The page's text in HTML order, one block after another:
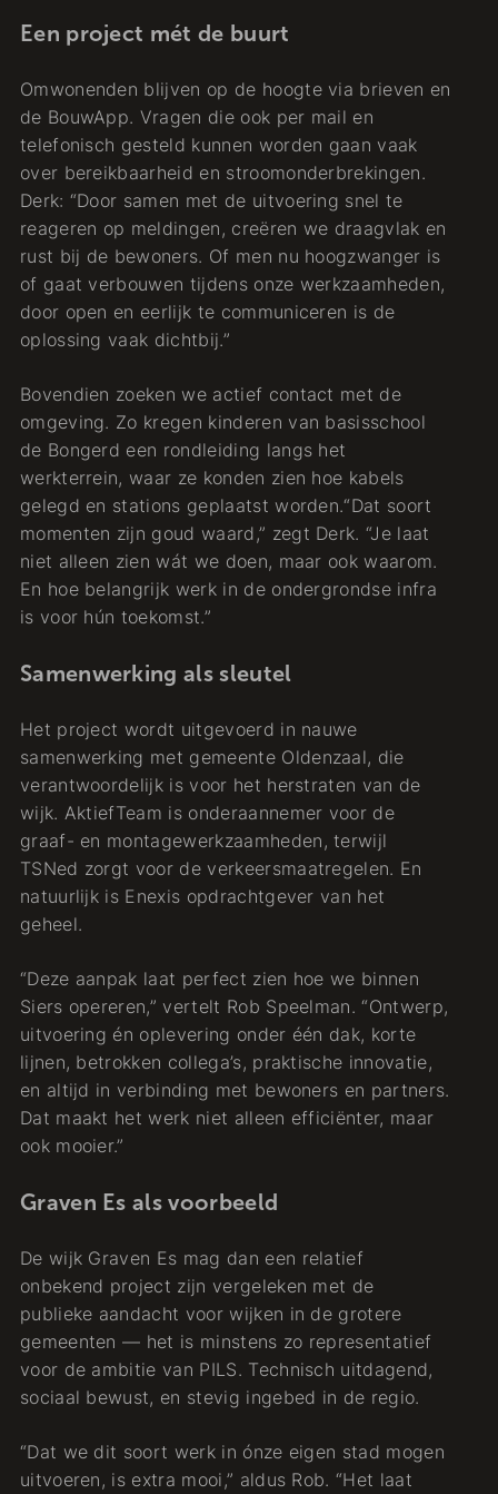
Een project mét de buurt
Omwonenden blijven op de hoogte via brieven en
de BouwApp. Vragen die ook per mail en
telefonisch gesteld kunnen worden gaan vaak
over bereikbaarheid en stroomonderbrekingen.
Derk: “Door samen met de uitvoering snel te
reageren op meldingen, creëren we draagvlak en
rust bij de bewoners. Of men nu hoogzwanger is
of gaat verbouwen tijdens onze werkzaamheden,
door open en eerlijk te communiceren is de
oplossing vaak dichtbij.”
Bovendien zoeken we actief contact met de
omgeving. Zo kregen kinderen van basisschool
de Bongerd een rondleiding langs het
werkterrein, waar ze konden zien hoe kabels
gelegd en stations geplaatst worden.“Dat soort
momenten zijn goud waard,” zegt Derk. “Je laat
niet alleen zien wát we doen, maar ook waarom.
En hoe belangrijk werk in de ondergrondse infra
is voor hún toekomst.”
Samenwerking als sleutel
Het project wordt uitgevoerd in nauwe
samenwerking met gemeente Oldenzaal, die
verantwoordelijk is voor het herstraten van de
wijk. AktiefTeam is onderaannemer voor de
graaf- en montagewerkzaamheden, terwijl
TSNed zorgt voor de verkeersmaatregelen. En
natuurlijk is Enexis opdrachtgever van het
geheel.
“Deze aanpak laat perfect zien hoe we binnen
Siers opereren,” vertelt Rob Speelman. “Ontwerp,
uitvoering én oplevering onder één dak, korte
lijnen, betrokken collega’s, praktische innovatie,
en altijd in verbinding met bewoners en partners.
Dat maakt het werk niet alleen efficiënter, maar
ook mooier.”
Graven Es als voorbeeld
De wijk Graven Es mag dan een relatief
onbekend project zijn vergeleken met de
publieke aandacht voor wijken in de grotere
gemeenten — het is minstens zo representatief
voor de ambitie van PILS. Technisch uitdagend,
sociaal bewust, en stevig ingebed in de regio.
“Dat we dit soort werk in ónze eigen stad mogen
uitvoeren, is extra mooi,” aldus Rob. “Het laat